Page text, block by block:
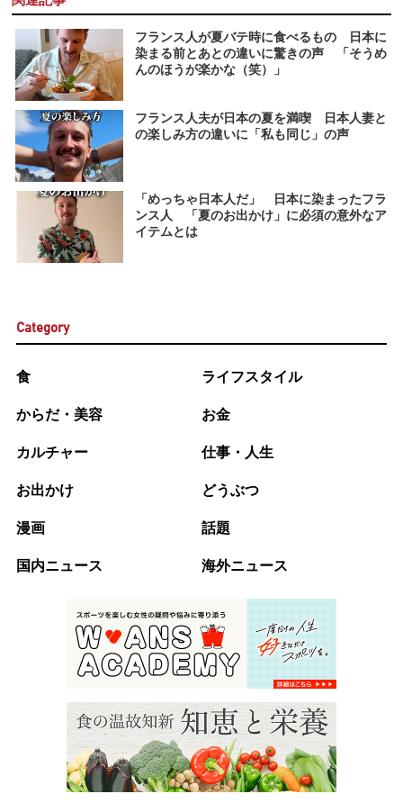
フランス人が夏バテ時に食べるもの 日本に
染まる前とあとの違いに驚きの声 「そうめ
んのほうが楽かな（笑）」
フランス人夫が日本の夏を満喫 日本人妻と
の楽しみ方の違いに「私も同じ」の声
「めっちゃ日本人だ」 日本に染まったフラ
ンス人 「夏のお出かけ」に必須の意外なア
イテムとは
Category
食 ライフスタイル
からだ・美容 お金
カルチャー 仕事・人生
お出かけ どうぶつ
漫画 話題
国内ニュース 海外ニュース